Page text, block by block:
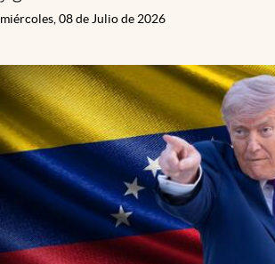
miércoles, 08 de Julio de 2026